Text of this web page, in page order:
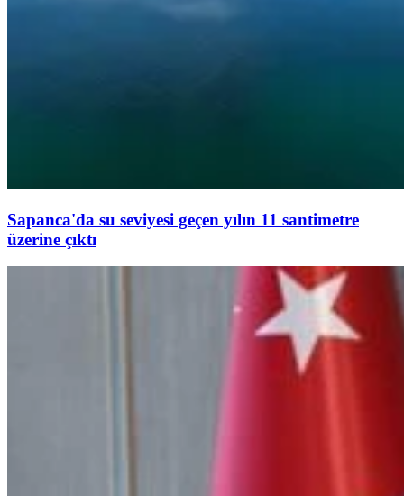
Sapanca'da su seviyesi geçen yılın 11 santimetre
üzerine çıktı